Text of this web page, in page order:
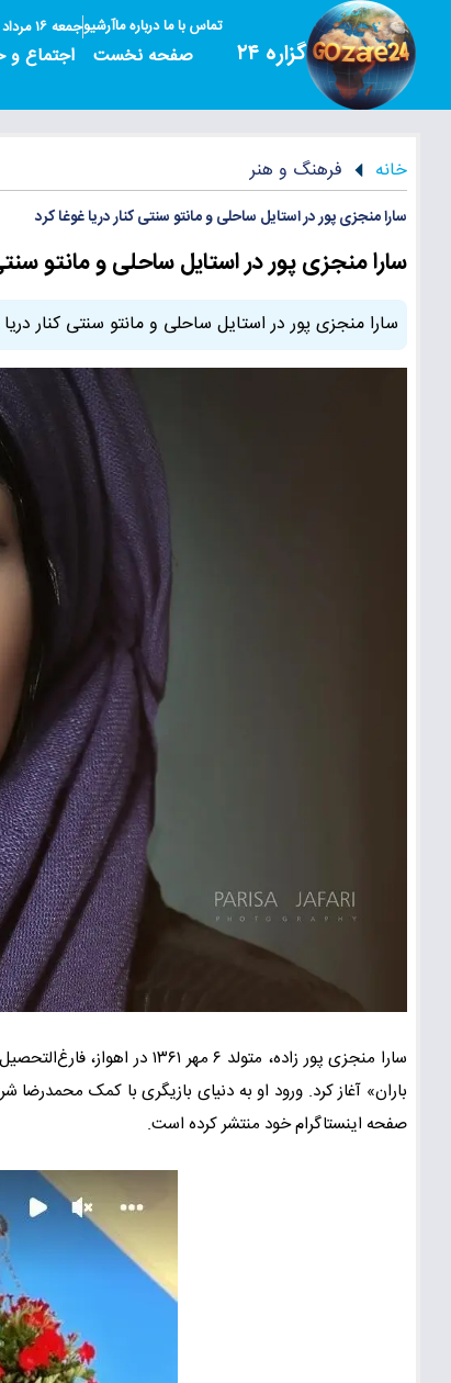
گزاره ۲۴
تماس با مادرباره ماآرشیوجمعه ۱۶ مرداد ۱۴۰۵
صفحه نخست اجتماع و
خانه فرهنگ و هنر
سارا منجزی پور در استایل ساحلی و مانتو سنتی کنار دریا غوغا کرد
سارا منجزی پور در استایل ساحلی و مانتو
سارا منجزی پور در استایل ساحلی و مانتو سنتی کنار
باران» آغاز کرد. ورود او به دنیای بازیگری با کمک
صفحه اینستاگرام خود منتشر کرده است.